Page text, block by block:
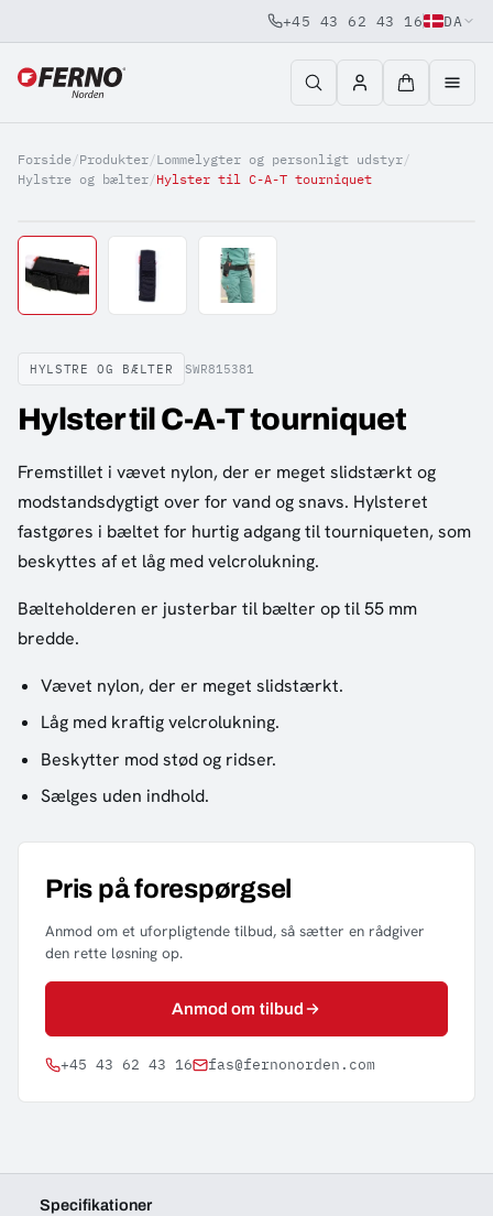
Jump to content
+45 43 62 43 16 DA
Forside/Produkter/Lommelygter og personligt udstyr/
Hylstre og bælter/Hylster til C-A-T tourniquet
HYLSTRE OG BÆLTER SWR815381
Hylster til C-A-T tourniquet
Fremstillet i vævet nylon, der er meget slidstærkt og
modstandsdygtigt over for vand og snavs. Hylsteret
fastgøres i bæltet for hurtig adgang til tourniqueten, som
beskyttes af et låg med velcrolukning.
Bælteholderen er justerbar til bælter op til 55 mm
bredde.
Vævet nylon, der er meget slidstærkt.
Låg med kraftig velcrolukning.
Beskytter mod stød og ridser.
Sælges uden indhold.
Pris på forespørgsel
Anmod om et uforpligtende tilbud, så sætter en rådgiver
den rette løsning op.
Anmod om tilbud
+45 43 62 43 16 fas@fernonorden.com
Specifikationer